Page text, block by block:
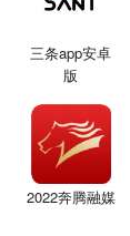
三条app安卓
版
2022奔腾融媒